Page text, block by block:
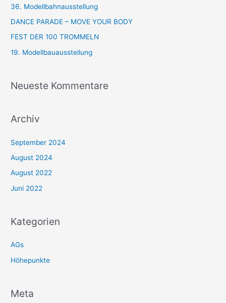
a
c
h
36. Modellbahnausstellung
DANCE PARADE – MOVE YOUR BODY
FEST DER 100 TROMMELN
19. Modellbauausstellung
Neueste Kommentare
Archiv
September 2024
August 2024
August 2022
Juni 2022
Kategorien
AGs
Höhepunkte
Meta